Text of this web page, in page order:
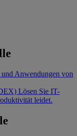
und Anwendungen von
Lösen Sie IT-
leidet.